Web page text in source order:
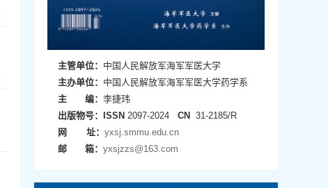
主管单位： 中国人民解放军海军军医大学
主办单位： 中国人民解放军海军军医大学药学系
主 编：李捷玮
出版物号：
ISSN 2097-2024 CN
31-2185/R
网 址：yxsj.smmu.edu.cn
邮 箱：yxsjzzs@163.com